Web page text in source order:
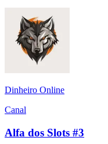
Dinheiro Online
Canal
Alfa dos Slots #3